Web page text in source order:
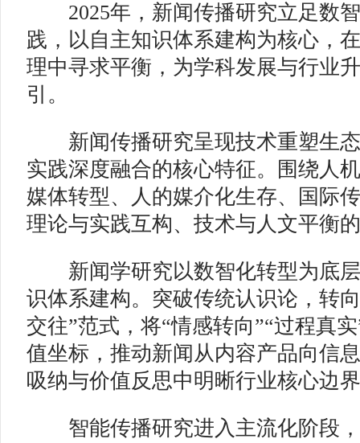
2025年，新闻传播研究立足数智
践，以自主知识体系建构为核心，
理中寻求平衡，为学科发展与行业
引。
新闻传播研究呈现技术重塑生态
实践深度融合的核心特征。围绕人
媒体转型、人的媒介化生存、国际
理论与实践互构、技术与人文平衡
新闻学研究以数智化转型为底层
识体系建构。突破传统认识论，转
交往”范式，将“情感转向”“过程真
值坐标，推动新闻从内容产品向信
吸纳与价值反思中明晰行业核心边
智能传播研究进入主流化阶段，